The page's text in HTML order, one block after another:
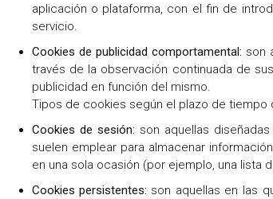
aplicación o plataforma, con el fin de
servicio.
Cookies de publicidad comportamental: son
través de la observación continuada de
publicidad en función del mismo.
Tipos de cookies según el plazo de tiempo
Cookies de sesión: son aquellas
suelen emplear para almacenar
en una sola ocasión (por ejemplo, una lista
Cookies persistentes: son aquellas en las